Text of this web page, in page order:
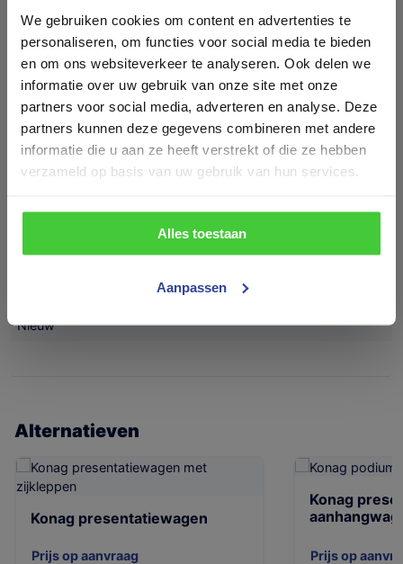
We gebruiken cookies om content en advertenties te
personaliseren, om functies voor social media te bieden
en om ons websiteverkeer te analyseren. Ook delen we
informatie over uw gebruik van onze site met onze
partners voor social media, adverteren en analyse. Deze
partners kunnen deze gegevens combineren met andere
informatie die u aan ze heeft verstrekt of die ze hebben
verzameld op basis van uw gebruik van hun services.
Alles toestaan
Aanpassen
Type aanhangwagen
Beurswagen
Maatvoering (inwendig)
420x205x220 cm (LxBxH)
Draagvermogen (bruto)
2
Nieuw
Alternatieven
Konag
Prijs op
Konag presentatiewagen
Prijs op aanvraag
Deze pagina geeft een impressie van de mogelijkheden op
het gebied van Konag promotiewagens. Wij produceren
zowel seriematige modellen als maatwerk
promotiewagens.
Om de hoge kwaliteit en service te kunnen waarborgen
verzoeken wij u vriendelijk vooraf aan uw bezoek aan een
afspraak in te plannen. Neem daarvoor telefonisch contact
op via+31 527652190of stuur een e-mail naar